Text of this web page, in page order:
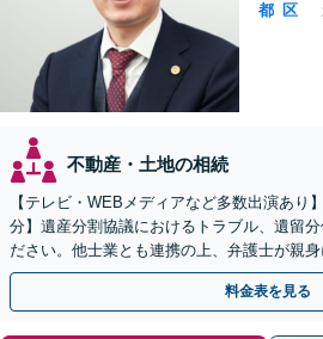
都 区
不動産・土地の相続
【テレビ・WEBメディアなど多数出演あり
分】遺産分割協議におけるトラブル、遺留
ださい。他士業とも連携の上、弁護士が親
豊富な弁護士にお早めにご相談ください。
料金表を見る